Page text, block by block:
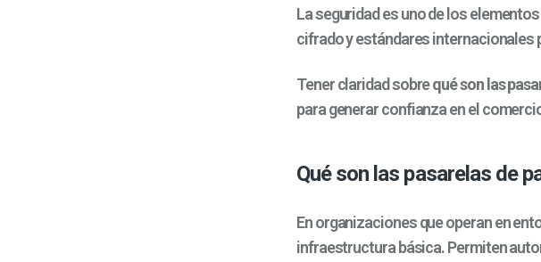
La seguridad es uno de los
cifrado y estándares internacionales
Tener claridad sobrequé son las
para generar confianza en el
Qué son las pasarelas de
En organizaciones que operan en
infraestructura básica. Permiten